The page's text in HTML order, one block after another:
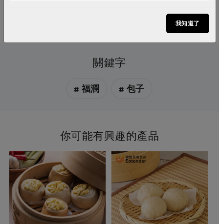
關鍵字
# 福潤 # 包子
你可能有興趣的產品
我知道了